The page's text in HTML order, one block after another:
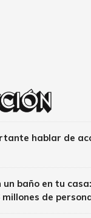
hablar de
un baño en tu
de